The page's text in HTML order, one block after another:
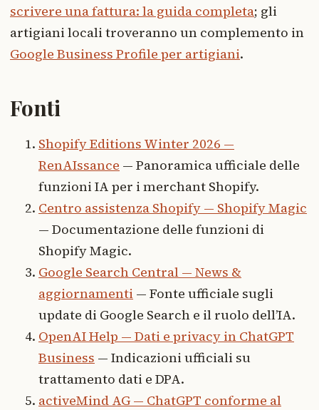
scrivere una fattura: la guida completa; gli
artigiani locali troveranno un complemento in
Google Business Profile per artigiani.
Fonti
Shopify Editions Winter 2026 —
RenAIssance — Panoramica ufficiale delle
funzioni IA per i merchant Shopify.
Centro assistenza Shopify — Shopify Magic
— Documentazione delle funzioni di
Shopify Magic.
Google Search Central — News &
aggiornamenti — Fonte ufficiale sugli
update di Google Search e il ruolo dell’IA.
OpenAI Help — Dati e privacy in ChatGPT
Business — Indicazioni ufficiali su
trattamento dati e DPA.
activeMind AG — ChatGPT conforme al